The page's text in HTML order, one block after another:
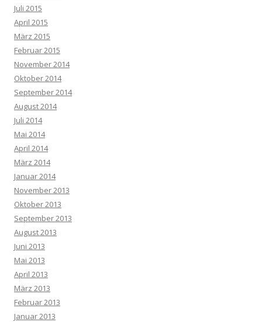
Juli 2015
April 2015
März 2015
Februar 2015
November 2014
Oktober 2014
September 2014
August 2014
Juli 2014
Mai 2014
April 2014
März 2014
Januar 2014
November 2013
Oktober 2013
September 2013
August 2013
Juni 2013
Mai 2013
April 2013
März 2013
Februar 2013
Januar 2013